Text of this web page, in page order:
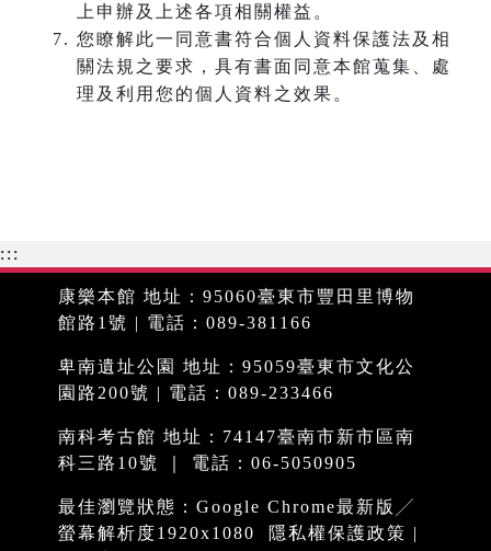
上申辦及上述各項相關權益。
您瞭解此一同意書符合個人資料保護法及相
關法規之要求，具有書面同意本館蒐集、處
理及利用您的個人資料之效果。
:::
康樂本館 地址：95060臺東市豐田里博物
館路1號 | 電話：089-381166
卑南遺址公園 地址：95059臺東市文化公
園路200號 | 電話：089-233466
南科考古館 地址：74147臺南市新市區南
科三路10號 ｜ 電話：06-5050905
最佳瀏覽狀態：Google Chrome最新版╱
螢幕解析度1920x1080
隱私權保護政策 |